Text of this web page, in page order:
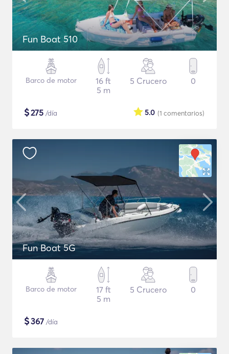
Fun Boat 510
Barco de motor
16 ft
5 m
5 Crucero 0
$275 /día (1 comentarios)
5.0
Fun Boat 5G
Barco de motor
17 ft
5 m
5 Crucero 0
$367 /día